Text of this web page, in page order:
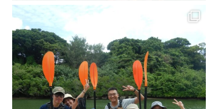
梅雨真っ只中の沖縄ですが 今日もカンカンに晴れてくれました！！
今日は満潮だっ